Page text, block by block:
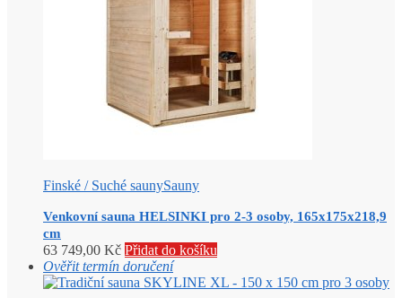
Finské / Suché saunySauny
Venkovní sauna HELSINKI pro 2-3 osoby, 165x175x218,9
cm
63 749,00 Kč Přidat do košíku
Ověřit termín doručení